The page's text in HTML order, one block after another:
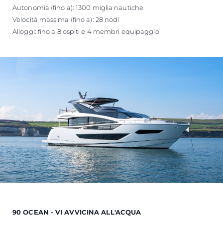
Autonomia (fino a): 1300 miglia nautiche
Velocità massima (fino a): 28 nodi
Alloggi: fino a 8 ospiti e 4 membri equipaggio
90 OCEAN - VI AVVICINA ALL'ACQUA